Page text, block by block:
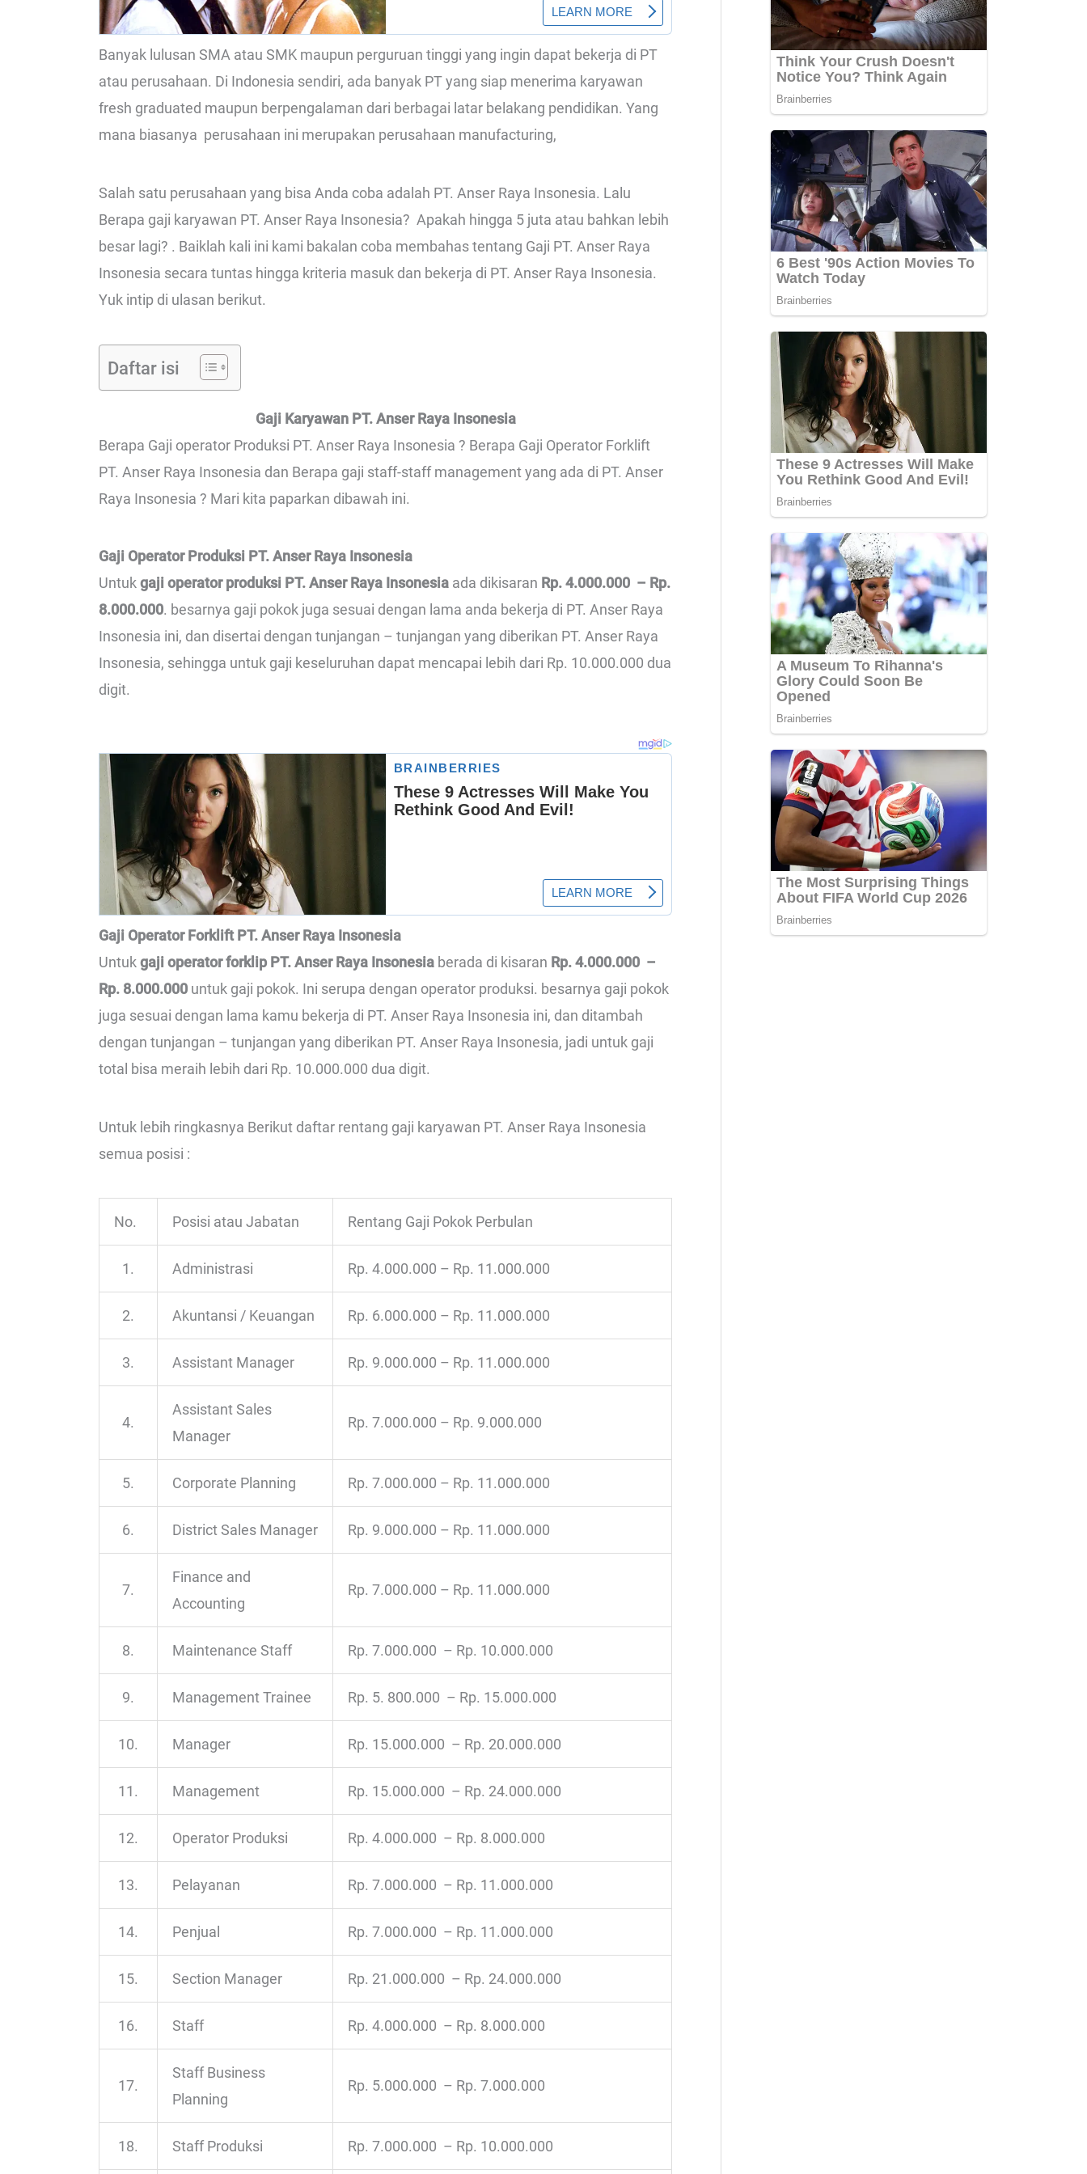
Banyak lulusan SMA atau SMK maupun perguruan tinggi yang ingin dapat bekerja di PT
atau perusahaan. Di Indonesia sendiri, ada banyak PT yang siap menerima karyawan
fresh graduated maupun berpengalaman dari berbagai latar belakang pendidikan. Yang
mana biasanya perusahaan ini merupakan perusahaan manufacturing,
Salah satu perusahaan yang bisa Anda coba adalah PT. Anser Raya Insonesia. Lalu
Berapa gaji karyawan PT. Anser Raya Insonesia? Apakah hingga 5 juta atau bahkan lebih
besar lagi? . Baiklah kali ini kami bakalan coba membahas tentang Gaji PT. Anser Raya
Insonesia secara tuntas hingga kriteria masuk dan bekerja di PT. Anser Raya Insonesia.
Yuk intip di ulasan berikut.
Daftar isi
Gaji Karyawan PT. Anser Raya Insonesia
Berapa Gaji operator Produksi PT. Anser Raya Insonesia ? Berapa Gaji Operator Forklift
PT. Anser Raya Insonesia dan Berapa gaji staff-staff management yang ada di PT. Anser
Raya Insonesia ? Mari kita paparkan dibawah ini.
Gaji Operator Produksi PT. Anser Raya Insonesia
Untukgaji operator produksi PT. Anser Raya Insonesia ada dikisaran Rp. 4.000.000 – Rp.
8.000.000. besarnya gaji pokok juga sesuai dengan lama anda bekerja di PT. Anser Raya
Insonesia ini, dan disertai dengan tunjangan – tunjangan yang diberikan PT. Anser Raya
Insonesia, sehingga untuk gaji keseluruhan dapat mencapai lebih dari Rp. 10.000.000 dua
digit.
Gaji Operator Forklift PT. Anser Raya Insonesia
Untukgaji operator forklip PT. Anser Raya Insonesia berada di kisaran Rp. 4.000.000 –
Rp. 8.000.000 untuk gaji pokok. Ini serupa dengan operator produksi. besarnya gaji pokok
juga sesuai dengan lama kamu bekerja di PT. Anser Raya Insonesia ini, dan ditambah
dengan tunjangan – tunjangan yang diberikan PT. Anser Raya Insonesia, jadi untuk gaji
total bisa meraih lebih dari Rp. 10.000.000 dua digit.
Untuk lebih ringkasnya Berikut daftar rentang gaji karyawan PT. Anser Raya Insonesia
semua posisi :
No. Posisi atau Jabatan Rentang Gaji Pokok Perbulan
1. Administrasi Rp. 4.000.000 – Rp. 11.000.000
2. Akuntansi / Keuangan Rp. 6.000.000 – Rp. 11.000.000
3. Assistant Manager Rp. 9.000.000 – Rp. 11.000.000
4.
Assistant Sales
Manager
Rp. 7.000.000 – Rp. 9.000.000
5. Corporate Planning Rp. 7.000.000 – Rp. 11.000.000
6. District Sales Manager Rp. 9.000.000 – Rp. 11.000.000
7.
Finance and
Accounting
Rp. 7.000.000 – Rp. 11.000.000
8. Maintenance Staff Rp. 7.000.000 – Rp. 10.000.000
9. Management Trainee Rp. 5. 800.000 – Rp. 15.000.000
10. Manager Rp. 15.000.000 – Rp. 20.000.000
11. Management Rp. 15.000.000 – Rp. 24.000.000
12. Operator Produksi Rp. 4.000.000 – Rp. 8.000.000
13. Pelayanan Rp. 7.000.000 – Rp. 11.000.000
14. Penjual Rp. 7.000.000 – Rp. 11.000.000
15. Section Manager Rp. 21.000.000 – Rp. 24.000.000
16. Staff Rp. 4.000.000 – Rp. 8.000.000
17.
Staff Business
Planning
Rp. 5.000.000 – Rp. 7.000.000
18. Staff Produksi Rp. 7.000.000 – Rp. 10.000.000